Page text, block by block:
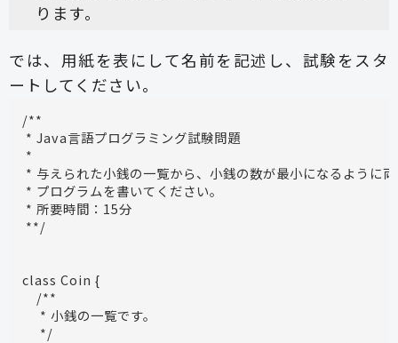
ります。
では、用紙を表にして名前を記述し、試験をスタ
ートしてください。
/**
* Java言語プログラミング試験問題
*
* 与えられた小銭の一覧から、小銭の数が最小になるように
* プログラムを書いてください。
* 所要時間：15分
class Coin {
/**
* 小銭の一覧です。
*/